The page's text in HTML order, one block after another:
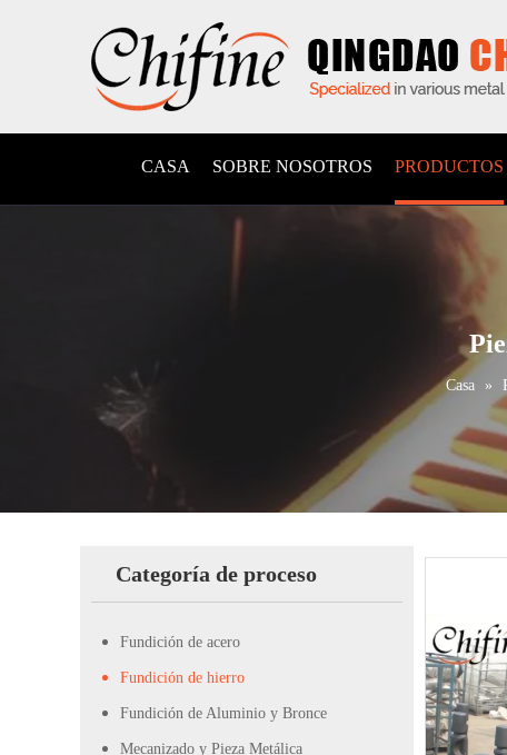
CASA SOBRE NOSOTROS PRODUCTOS
Casa »
Categoría de proceso
Fundición de acero
Fundición de hierro
Fundición de Aluminio y Bronce
Mecanizado y Pieza Metálica